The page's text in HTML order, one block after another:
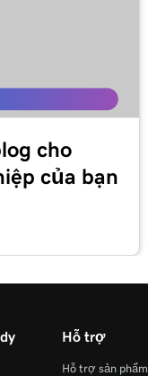
cho
của bạn
Hỗ trợ
Hỗ trợ sản phẩm